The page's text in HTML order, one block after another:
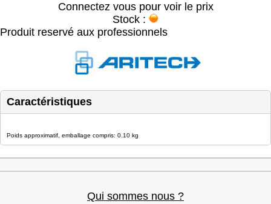
Connectez vous pour voir le prix
Stock :
Produit reservé aux professionnels
Caractéristiques
Poids approximatif, emballage compris: 0.10 kg
Qui sommes nous ?